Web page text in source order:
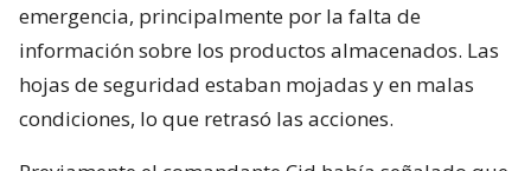
emergencia, principalmente por la falta de
información sobre los productos almacenados. Las
hojas de seguridad estaban mojadas y en malas
condiciones, lo que retrasó las acciones.